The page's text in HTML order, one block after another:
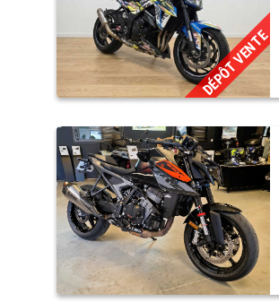
DÉPÔT VENTE